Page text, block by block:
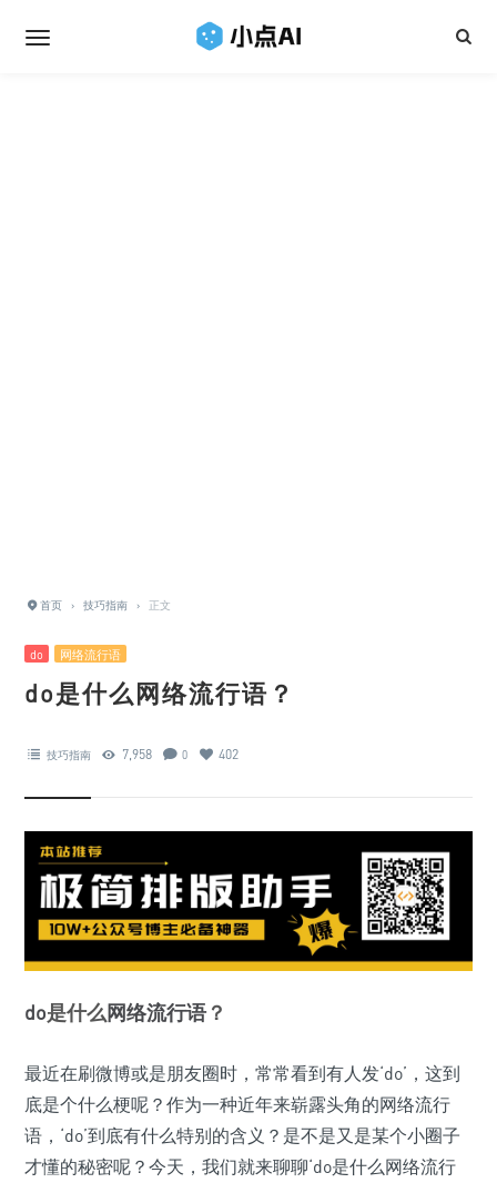
首页 › 技巧指南 › 正文
do 网络流行语
do是什么网络流行语？
技巧指南 7,958 0 402
do是什么网络流行语 ？
最近在刷微博或是朋友圈时，常常看到有人发‘do’，这到
底是个什么梗呢？作为一种近年来崭露头角的网络流行
语，‘do’到底有什么特别的含义？是不是又是某个小圈子
才懂的秘密呢？今天，我们就来聊聊‘do是什么网络流行